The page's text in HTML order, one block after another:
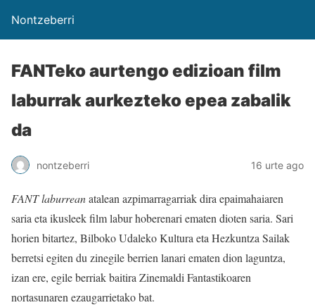
Nontzeberri
FANTeko aurtengo edizioan film
laburrak aurkezteko epea zabalik
da
nontzeberri 16 urte ago
FANT laburreanatalean azpimarragarriak dira epaimahaiaren
saria eta ikusleek film labur hoberenari ematen dioten saria. Sari
horien bitartez, Bilboko Udaleko Kultura eta Hezkuntza Sailak
berretsi egiten du zinegile berrien lanari ematen dion laguntza,
izan ere, egile berriak baitira Zinemaldi Fantastikoaren
nortasunaren ezaugarrietako bat.